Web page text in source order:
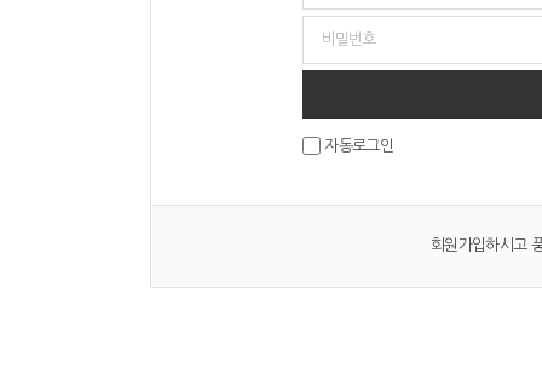
자동로그인
회원가입하시고